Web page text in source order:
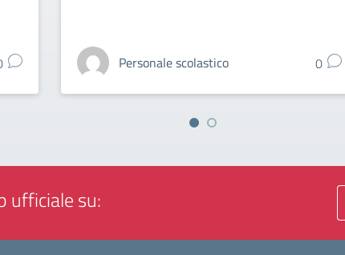
Personale scolastico 0
ufficiale su: